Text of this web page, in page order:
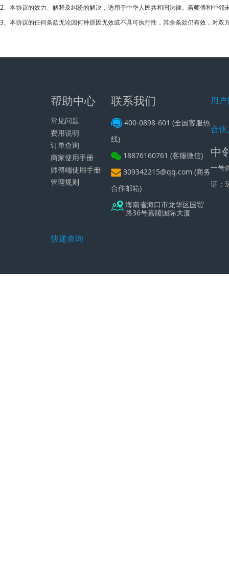
2、本协议的效力、解释及纠纷的解决，适用于中华人民共和国法律。若师傅和中邻
3、本协议的任何条款无论因何种原因无效或不具可执行性，其余条款仍有效，对双
帮助中心
常见问题
费用说明
订单查询
商家使用手册
师傅端使用手册
管理规则
联系我们
400-0898-601 (全国客服热
线)
18876160761 (客服微信)
309342215@qq.com (商务
合作邮箱)
海南省海口市龙华区国贸
路36号嘉陵国际大厦
用
合
中
一号
证：
快递查询